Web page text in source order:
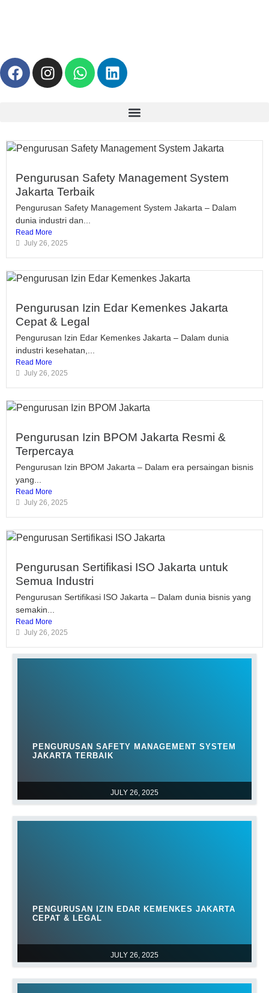
Pengurusan Safety Management System
Jakarta Terbaik
Pengurusan Safety Management System Jakarta – Dalam
dunia industri dan...
Read More
July 26, 2025
Pengurusan Izin Edar Kemenkes Jakarta
Cepat & Legal
Pengurusan Izin Edar Kemenkes Jakarta – Dalam dunia
industri kesehatan,...
Read More
July 26, 2025
Pengurusan Izin BPOM Jakarta Resmi &
Terpercaya
Pengurusan Izin BPOM Jakarta – Dalam era persaingan bisnis
yang...
Read More
July 26, 2025
Pengurusan Sertifikasi ISO Jakarta untuk
Semua Industri
Pengurusan Sertifikasi ISO Jakarta – Dalam dunia bisnis yang
semakin...
Read More
July 26, 2025
JULY 26, 2025
PENGURUSAN SAFETY MANAGEMENT SYSTEM
JAKARTA TERBAIK
JULY 26, 2025
PENGURUSAN IZIN EDAR KEMENKES JAKARTA
CEPAT & LEGAL